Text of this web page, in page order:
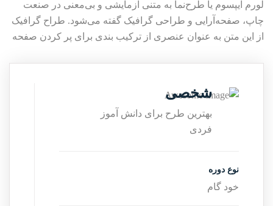
لورم ایپسوم یا طرح‌نما به متنی آزمایشی و بی‌معنی در صنعت
چاپ، صفحه‌آرایی و طراحی گرافیک گفته می‌شود. طراح گرافیک
از این متن به عنوان عنصری از ترکیب بندی برای پر کردن صفحه
شخصی
بهترین طرح برای دانش آموز
فردی
نوع دوره
خود گام